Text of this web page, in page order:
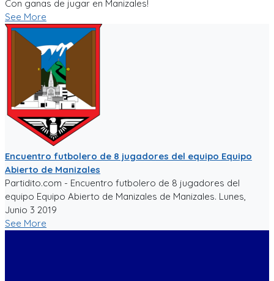
Con ganas de jugar en Manizales!
See More
Encuentro futbolero de 8 jugadores del equipo Equipo
Abierto de Manizales
Partidito.com - Encuentro futbolero de 8 jugadores del
equipo Equipo Abierto de Manizales de Manizales. Lunes,
Junio 3 2019
See More